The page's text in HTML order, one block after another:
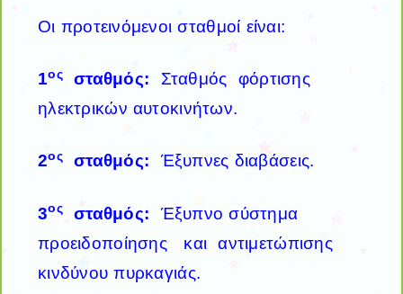
Οι προτεινόμενοι σταθμοί είναι:
1οςσταθμός: Σταθμός φόρτισης
ηλεκτρικών αυτοκινήτων.
2οςσταθμός: Έξυπνες διαβάσεις.
3οςσταθμός: Έξυπνο σύστημα
προειδοποίησης και αντιμετώπισης
κινδύνου πυρκαγιάς.